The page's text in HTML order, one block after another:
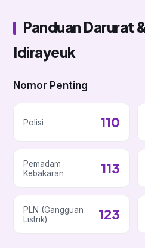
Panduan Darurat
Idirayeuk
Nomor Penting
Polisi 110
Pemadam
Kebakaran
113
PLN (Gangguan
Listrik)
123